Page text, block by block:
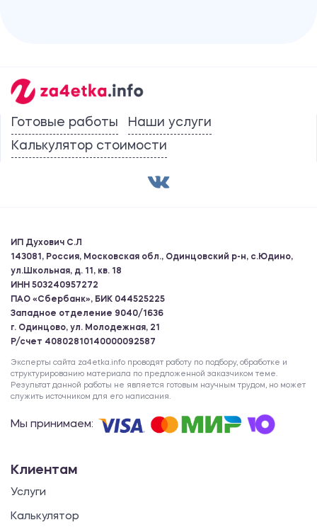
Готовые работы
Наши услуги
Калькулятор стоимости
ИП Духович С.Л
143081, Россия, Московская обл., Одинцовский р-н, с.Юдино,
ул.Школьная, д. 11, кв. 18
ИНН 503240957272
ПАО «Сбербанк», БИК 044525225
Западное отделение 9040/1636
г. Одинцово, ул. Молодежная, 21
Р/счет 40802810140000092587
Эксперты сайта za4etka.info проводят работу по подбору, обработке и
структурированию материала по предложенной заказчиком теме.
Результат данной работы не является готовым научным трудом, но может
служить источником для его написания.
Мы принимаем:
Клиентам
Услуги
Калькулятор